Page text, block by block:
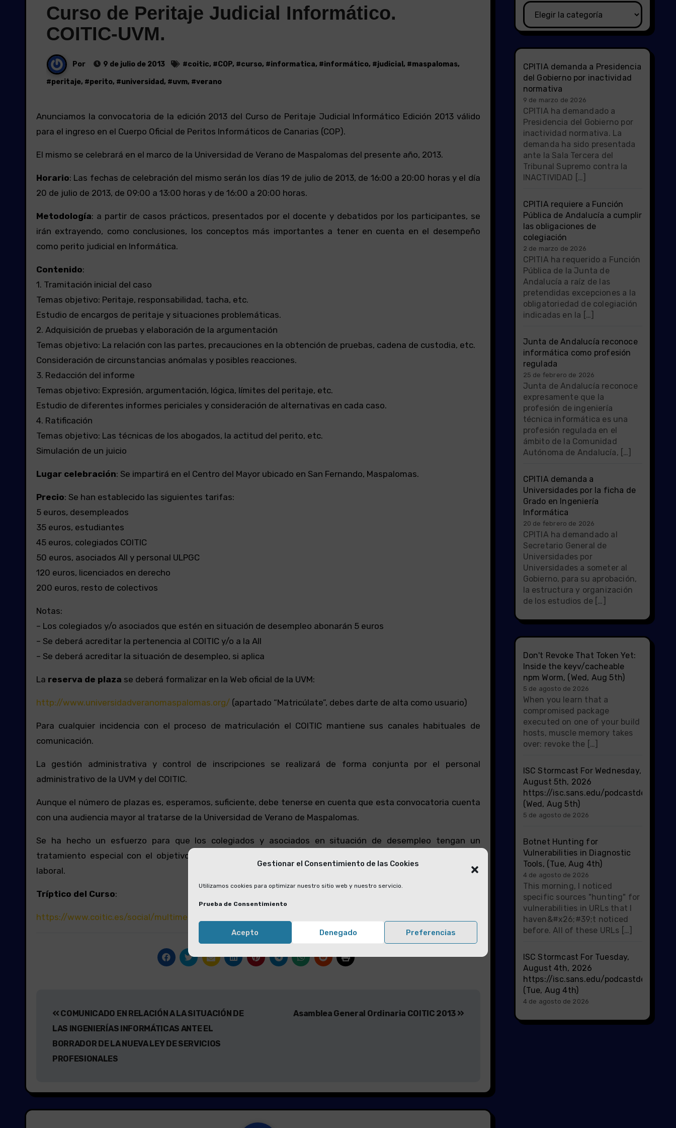
Gestionar el Consentimiento de las Cookies
Utilizamos cookies para optimizar nuestro sitio web y nuestro servicio.
Prueba de Consentimiento
Acepto Denegado Preferencias
Curso de Peritaje Judicial Informático.
COITIC-UVM.
Por 9 de julio de 2013 #coitic, #COP, #curso, #informatica, #informático, #judicial , #maspalomas,
#peritaje, #perito, #universidad, #uvm, #verano
Anunciamos la convocatoria de la edición 2013 del Curso de Peritaje Judicial Informático Edición 2013 válido
para el ingreso en el Cuerpo Oficial de Peritos Informáticos de Canarias (COP).
El mismo se celebrará en el marco de la Universidad de Verano de Maspalomas del presente año, 2013.
Horario: Las fechas de celebración del mismo serán los días 19 de julio de 2013, de 16:00 a 20:00 horas y el día
20 de julio de 2013, de 09:00 a 13:00 horas y de 16:00 a 20:00 horas.
Metodología: a partir de casos prácticos, presentados por el docente y debatidos por los participantes, se
irán extrayendo, como conclusiones, los conceptos más importantes a tener en cuenta en el desempeño
como perito judicial en Informática.
Contenido:
1. Tramitación inicial del caso
Temas objetivo: Peritaje, responsabilidad, tacha, etc.
Estudio de encargos de peritaje y situaciones problemáticas.
2. Adquisición de pruebas y elaboración de la argumentación
Temas objetivo: La relación con las partes, precauciones en la obtención de pruebas, cadena de custodia, etc.
Consideración de circunstancias anómalas y posibles reacciones.
3. Redacción del informe
Temas objetivo: Expresión, argumentación, lógica, límites del peritaje, etc.
Estudio de diferentes informes periciales y consideración de alternativas en cada caso.
4. Ratificación
Temas objetivo: Las técnicas de los abogados, la actitud del perito, etc.
Simulación de un juicio
Lugar celebración: Se impartirá en el Centro del Mayor ubicado en San Fernando, Maspalomas.
Precio: Se han establecido las siguientes tarifas:
5 euros, desempleados
35 euros, estudiantes
45 euros, colegiados COITIC
50 euros, asociados AII y personal ULPGC
120 euros, licenciados en derecho
200 euros, resto de colectivos
Notas:
– Los colegiados y/o asociados que estén en situación de desempleo abonarán 5 euros
– Se deberá acreditar la pertenencia al COITIC y/o a la AII
– Se deberá acreditar la situación de desempleo, si aplica
La reserva de plaza se deberá formalizar en la Web oficial de la UVM:
http://www.universidadveranomaspalomas.org/ (apartado “Matricúlate”, debes darte de alta como usuario)
Para cualquier incidencia con el proceso de matriculación el COITIC mantiene sus canales habituales de
comunicación.
La gestión administrativa y control de inscripciones se realizará de forma conjunta por el personal
administrativo de la UVM y del COITIC.
Aunque el número de plazas es, esperamos, suficiente, debe tenerse en cuenta que esta convocatoria cuenta
con una audiencia mayor al tratarse de la Universidad de Verano de Maspalomas.
Se ha hecho un esfuerzo para que los colegiados y asociados en situación de desempleo tengan un
tratamiento especial con el objetivo de que puedan abrir el abanico de posibilidades de cara al mercado
laboral.
Tríptico del Curso:
https://www.coitic.es/social/multimedia/cursos/
de
entradas
COMUNICADO EN RELACIÓN A LA SITUACIÓN DE
LAS INGENIERÍAS INFORMÁTICAS ANTE EL
BORRADOR DE LA NUEVA LEY DE SERVICIOS
PROFESIONALES
Asamblea General Ordinaria COITIC 2013
Categorías
CPITIA demanda a Presidencia
del Gobierno por inactividad
normativa
9 de marzo de 2026
CPITIA ha demandado a
Presidencia del Gobierno por
inactividad normativa. La
demanda ha sido presentada
ante la Sala Tercera del
Tribunal Supremo contra la
INACTIVIDAD […]
CPITIA requiere a Función
Pública de Andalucía a cumplir
las obligaciones de
colegiación
2 de marzo de 2026
CPITIA ha requerido a Función
Pública de la Junta de
Andalucía a raíz de las
pretendidas excepciones a la
obligatoriedad de colegiación
indicadas en la […]
Junta de Andalucía reconoce
informática como profesión
regulada
25 de febrero de 2026
Junta de Andalucía reconoce
expresamente que la
profesión de ingeniería
técnica informática es una
profesión regulada en el
ámbito de la Comunidad
Autónoma de Andalucía, […]
CPITIA demanda a
Universidades por la ficha de
Grado en Ingeniería
Informática
20 de febrero de 2026
CPITIA ha demandado al
Secretario General de
Universidades por
Universidades a someter al
Gobierno, para su aprobación,
la estructura y organización
de los estudios de […]
Don't Revoke That Token Yet:
Inside the keyv/cacheable
npm Worm, (Wed, Aug 5th)
5 de agosto de 2026
When you learn that a
compromised package
executed on one of your build
hosts, muscle memory takes
over: revoke the […]
ISC Stormcast For Wednesday,
August 5th, 2026
https://isc.sans.edu/podcastdetail/
(Wed, Aug 5th)
5 de agosto de 2026
Botnet Hunting for
Vulnerabilities in Diagnostic
Tools, (Tue, Aug 4th)
4 de agosto de 2026
This morning, I noticed
specific sources "hunting" for
vulnerabilities in URLs that I
haven&#x26;#39;t noticed
before. All of these URLs […]
ISC Stormcast For Tuesday,
August 4th, 2026
https://isc.sans.edu/podcastdetail/
(Tue, Aug 4th)
4 de agosto de 2026